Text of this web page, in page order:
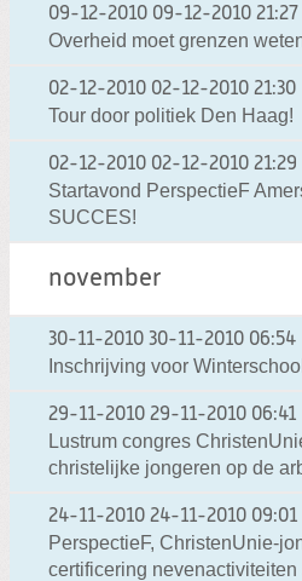
09-12-2010 09-12-2010 21:27
Overheid moet grenzen
02-12-2010 02-12-2010 21:30
Tour door politiek Den Haag!
02-12-2010 02-12-2010 21:29
Startavond PerspectieF
SUCCES!
november
30-11-2010 30-11-2010 06:54
Inschrijving voor
29-11-2010 29-11-2010 06:41
Lustrum congres
christelijke jongeren op de
24-11-2010 24-11-2010 09:01
PerspectieF, ChristenUnie-
certificering nevenactiviteiten